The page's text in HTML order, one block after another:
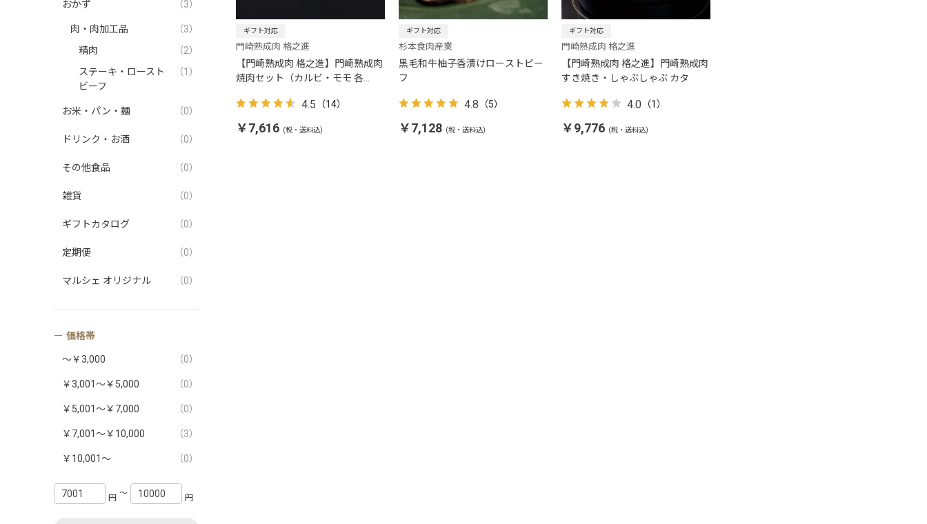
ギフト対応
門崎熟成肉 格之進
【門崎熟成肉 格之進】門崎熟成肉
焼肉セット（カルビ・モモ 各
4.5 （14）
￥7,616 (税・送料込)
ギフト対応
杉本食肉産業
黒毛和牛柚子香漬けローストビー
フ
4.8 （5）
￥7,128 (税・送料込)
ギフト対応
門崎熟成肉 格之進
【門崎熟成肉 格之進】門崎熟成肉
すき焼き・しゃぶしゃぶ カタ
4.0 （1）
￥9,776 (税・送料込)
おかず （3）
肉・肉加工品
（3）
精肉
（2）
ステーキ・ロースト
ビーフ
（1）
お米・パン・麺 （0）
ドリンク・お酒 （0）
その他食品 （0）
雑貨 （0）
ギフトカタログ （0）
定期便 （0）
マルシェ オリジナル （0）
価格帯
～￥3,000 （0）
￥3,001～￥5,000 （0）
￥5,001～￥7,000 （0）
￥7,001～￥10,000 （3）
￥10,001～ （0）
円 〜 円